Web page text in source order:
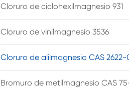
Cloruro de ciclohexilmagnesio 931
Cloruro de vinilmagnesio 3536
Cloruro de alilmagnesio CAS 2622-
Bromuro de metilmagnesio CAS